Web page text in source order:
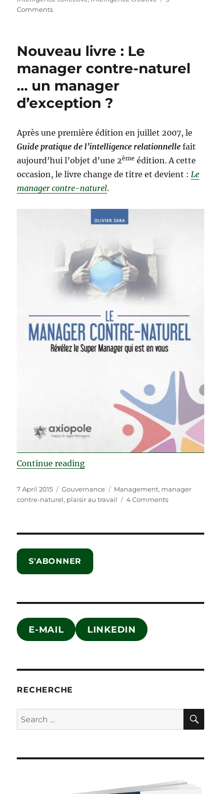
Commentson
du
Thinking
?
Nouveau livre : Le
manager contre-naturel
… un manager
d’exception ?
Après une première édition en juillet 2007, le
Guide pratique de l’intelligence relationnelle fait
aujourd’hui l’objet d’une 2ème édition. A cette
occasion, le livre change de titre et devient :Le
manager contre-naturel.
Continue reading“Nouveau livre : Le manager
Posted
on
7 April 2015 Categories
Gouvernance Tags
Management, manager
contre-naturel, plaisir au travail 4 Commentson
manager
S'ABONNER
E-MAIL LINKEDIN
RECHERCHE
Search
for: